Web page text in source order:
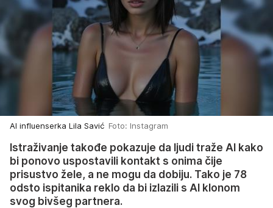
AI influenserka Lila Savić Foto: Instagram
Istraživanje takođe pokazuje da ljudi traže AI kako
bi ponovo uspostavili kontakt s onima čije
prisustvo žele, a ne mogu da dobiju. Tako je 78
odsto ispitanika reklo da bi izlazili s AI klonom
svog bivšeg partnera.